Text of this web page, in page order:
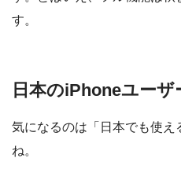
す。
日本のiPhoneユーザ
気になるのは「日本でも使え
ね。